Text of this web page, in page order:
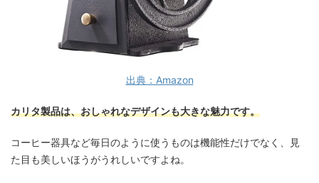
出典：Amazon
カリタ製品は、おしゃれなデザインも大きな魅力です。
コーヒー器具など毎日のように使うものは機能性だけでなく、見
た目も美しいほうがうれしいですよね。